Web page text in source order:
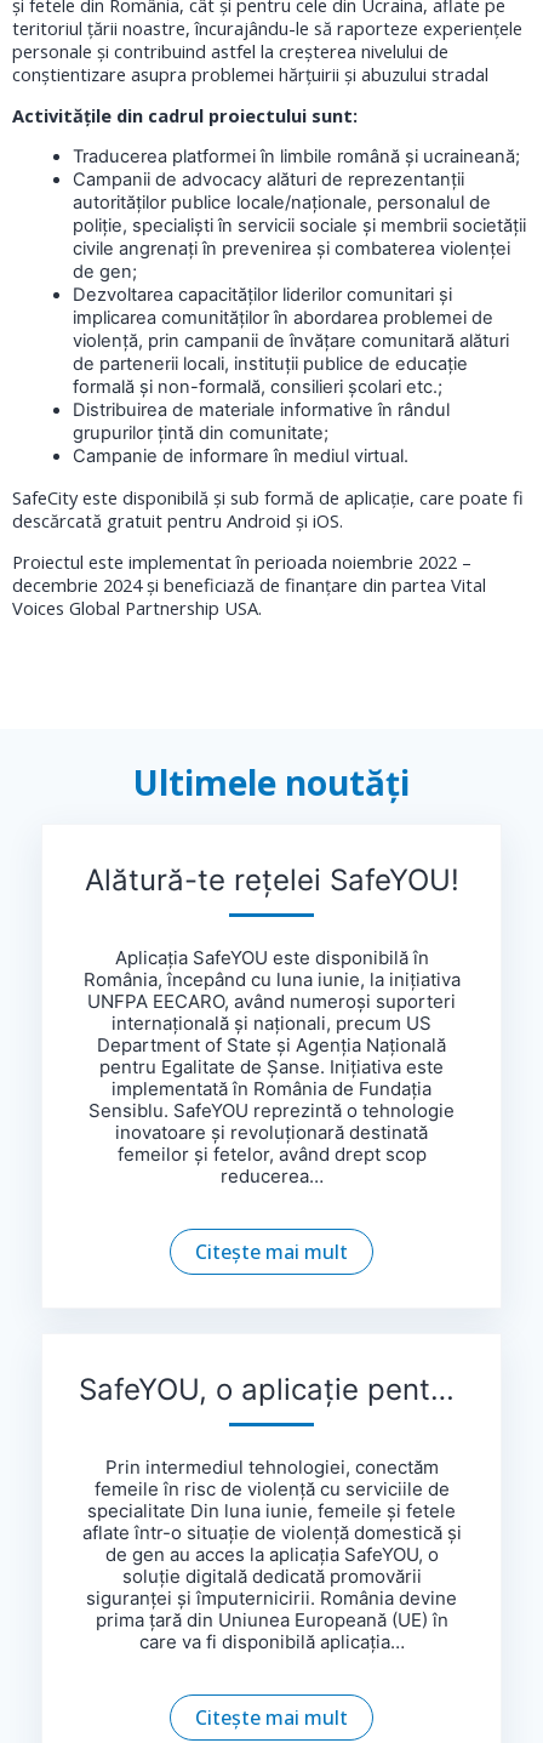
și fetele din România, cât și pentru cele din Ucraina, aflate pe
teritoriul țării noastre, încurajându-le să raporteze experiențele
personale și contribuind astfel la creșterea nivelului de
conștientizare asupra problemei hărțuirii și abuzului stradal
Activitățile din cadrul proiectului sunt:
Traducerea platformei în limbile română și ucraineană;
Campanii de advocacy alături de reprezentanții
autorităților publice locale/naționale, personalul de
poliție, specialiști în servicii sociale și membrii societății
civile angrenați în prevenirea și combaterea violenței
de gen;
Dezvoltarea capacităților liderilor comunitari și
implicarea comunităților în abordarea problemei de
violență, prin campanii de învățare comunitară alături
de partenerii locali, instituții publice de educație
formală și non-formală, consilieri școlari etc.;
Distribuirea de materiale informative în rândul
grupurilor țintă din comunitate;
Campanie de informare în mediul virtual.
SafeCity este disponibilă și sub formă de aplicație, care poate fi
descărcată gratuit pentru Android și iOS.
Proiectul este implementat în perioada noiembrie 2022 –
decembrie 2024 și beneficiază de finanțare din partea Vital
Voices Global Partnership USA.
Ultimele noutăți
Alătură-te rețelei SafeYOU!
Aplicația SafeYOU este disponibilă în
România, începând cu luna iunie, la inițiativa
UNFPA EECARO, având numeroși suporteri
internațională și naționali, precum US
Department of State și Agenția Națională
pentru Egalitate de Șanse. Inițiativa este
implementată în România de Fundația
Sensiblu. SafeYOU reprezintă o tehnologie
inovatoare și revoluționară destinată
femeilor și fetelor, având drept scop
reducerea…
Citește mai mult
SafeYOU, o aplicație pentru femeile și fetele victime ale violenței
Prin intermediul tehnologiei, conectăm
femeile în risc de violență cu serviciile de
specialitate Din luna iunie, femeile și fetele
aflate într-o situație de violență domestică și
de gen au acces la aplicația SafeYOU, o
soluție digitală dedicată promovării
siguranței și împuternicirii. România devine
prima țară din Uniunea Europeană (UE) în
care va fi disponibilă aplicația…
Citește mai mult